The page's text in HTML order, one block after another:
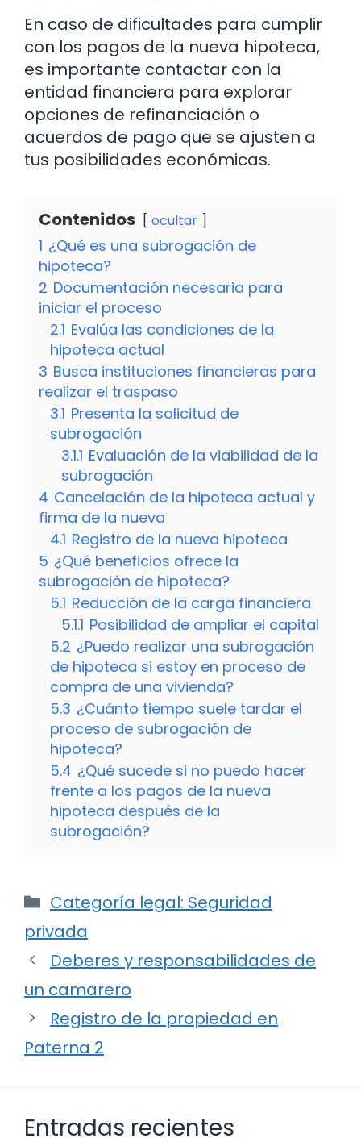
En caso de dificultades para cumplir
con los pagos de la nueva hipoteca,
es importante contactar con la
entidad financiera para explorar
opciones de refinanciación o
acuerdos de pago que se ajusten a
tus posibilidades económicas.
Contenidos ocultar
1 ¿Qué es una subrogación de
hipoteca?
2 Documentación necesaria para
iniciar el proceso
2.1 Evalúa las condiciones de la
hipoteca actual
3 Busca instituciones financieras para
realizar el traspaso
3.1 Presenta la solicitud de
subrogación
3.1.1 Evaluación de la viabilidad de la
subrogación
4 Cancelación de la hipoteca actual y
firma de la nueva
4.1 Registro de la nueva hipoteca
5 ¿Qué beneficios ofrece la
subrogación de hipoteca?
5.1 Reducción de la carga financiera
5.1.1 Posibilidad de ampliar el capital
5.2 ¿Puedo realizar una subrogación
de hipoteca si estoy en proceso de
compra de una vivienda?
5.3 ¿Cuánto tiempo suele tardar el
proceso de subrogación de
hipoteca?
5.4 ¿Qué sucede si no puedo hacer
frente a los pagos de la nueva
hipoteca después de la
subrogación?
Categorías
Categoría legal: Seguridad
privada
Deberes y responsabilidades de
un camarero
Registro de la propiedad en
Paterna 2
Entradas recientes